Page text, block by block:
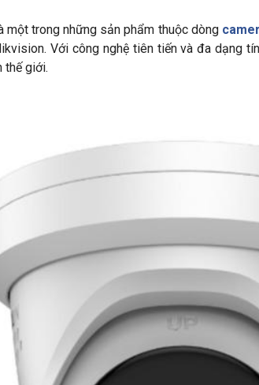
một trong những sản phẩm thuộc dòng
Với công nghệ tiên tiến và đa dạng
thế giới.